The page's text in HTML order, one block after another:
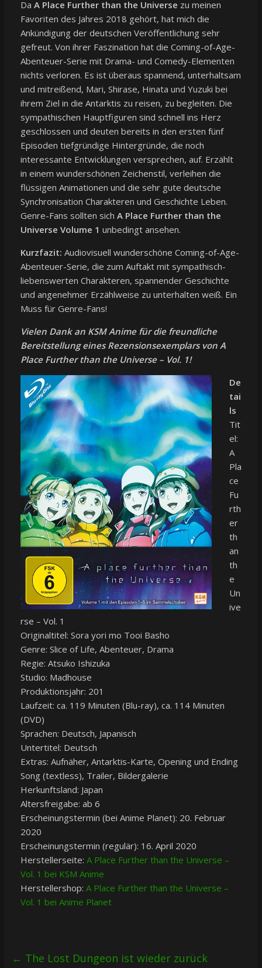
Da A Place Further than the Universe zu meinen
Favoriten des Jahres 2018 gehört, hat mich die
Ankündigung der deutschen Veröffentlichung sehr
gefreut. Von ihrer Faszination hat die Coming-of-Age-
Abenteuer-Serie mit Drama- und Comedy-Elementen
nichts verloren. Es ist überaus spannend, unterhaltsam
und mitreißend, Mari, Shirase, Hinata und Yuzuki bei
ihrem Ziel in die Antarktis zu reisen, zu begleiten. Die
sympathischen Hauptfiguren sind schnell ins Herz
geschlossen und deuten bereits in den ersten fünf
Episoden tiefgründige Hintergründe, die noch
interessante Entwicklungen versprechen, auf. Erzählt
in einem wunderschönen Zeichenstil, verleihen die
flüssigen Animationen und die sehr gute deutsche
Synchronisation Charakteren und Geschichte Leben.
Genre-Fans sollten sich A Place Further than the
Universe Volume 1 unbedingt ansehen.
Kurzfazit: Audiovisuell wunderschöne Coming-of-Age-
Abenteuer-Serie, die zum Auftakt mit sympathisch-
liebenswerten Charakteren, spannender Geschichte
und angenehmer Erzählweise zu unterhalten weiß. Ein
Muss für Genre-Fans!
Vielen Dank an KSM Anime für die freundliche
Bereitstellung eines Rezensionsexemplars von A
Place Further than the Universe – Vol. 1!
De
tai
ls
Tit
el:
A
Pla
ce
Fu
rth
er
th
an
th
e
Un
ive
rse – Vol. 1
Originaltitel: Sora yori mo Tooi Basho
Genre: Slice of Life, Abenteuer, Drama
Regie: Atsuko Ishizuka
Studio: Madhouse
Produktionsjahr: 201
Laufzeit: ca. 119 Minuten (Blu-ray), ca. 114 Minuten
(DVD)
Sprachen: Deutsch, Japanisch
Untertitel: Deutsch
Extras: Aufnäher, Antarktis-Karte, Opening und Ending
Song (textless), Trailer, Bildergalerie
Herkunftsland: Japan
Altersfreigabe: ab 6
Erscheinungstermin (bei Anime Planet): 20. Februar
2020
Erscheinungstermin (regulär): 16. April 2020
Herstellerseite: A Place Further than the Universe –
Vol. 1 bei KSM Anime
Herstellershop: A Place Further than the Universe –
Vol. 1 bei Anime Planet
← The Lost Dungeon ist wieder zurück